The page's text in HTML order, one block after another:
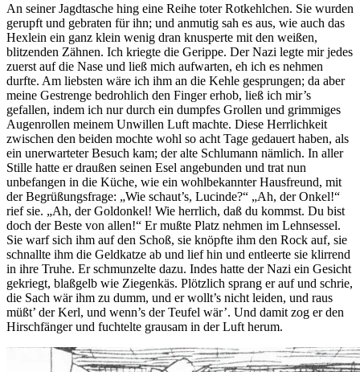
An seiner Jagdtasche hing eine Reihe toter Rotkehlchen. Sie wurden
gerupft und gebraten für ihn; und anmutig sah es aus, wie auch das
Hexlein ein ganz klein wenig dran knusperte mit den weißen,
blitzenden Zähnen. Ich kriegte die Gerippe. Der Nazi legte mir jedes
zuerst auf die Nase und ließ mich aufwarten, eh ich es nehmen
durfte. Am liebsten wäre ich ihm an die Kehle gesprungen; da aber
meine Gestrenge bedrohlich den Finger erhob, ließ ich mir’s
gefallen, indem ich nur durch ein dumpfes Grollen und grimmiges
Augenrollen meinem Unwillen Luft machte. Diese Herrlichkeit
zwischen den beiden mochte wohl so acht Tage gedauert haben, als
ein unerwarteter Besuch kam; der alte Schlumann nämlich. In aller
Stille hatte er draußen seinen Esel angebunden und trat nun
unbefangen in die Küche, wie ein wohlbekannter Hausfreund, mit
der Begrüßungsfrage: „Wie schaut’s, Lucinde?“ „Ah, der Onkel!“
rief sie. „Ah, der Goldonkel! Wie herrlich, daß du kommst. Du bist
doch der Beste von allen!“ Er mußte Platz nehmen im Lehnsessel.
Sie warf sich ihm auf den Schoß, sie knöpfte ihm den Rock auf, sie
schnallte ihm die Geldkatze ab und lief hin und entleerte sie klirrend
in ihre Truhe. Er schmunzelte dazu. Indes hatte der Nazi ein Gesicht
gekriegt, blaßgelb wie Ziegenkäs. Plötzlich sprang er auf und schrie,
die Sach wär ihm zu dumm, und er wollt’s nicht leiden, und raus
müßt’ der Kerl, und wenn’s der Teufel wär’. Und damit zog er den
Hirschfänger und fuchtelte grausam in der Luft herum.